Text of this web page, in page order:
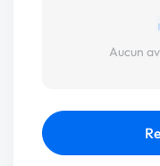
Aucun